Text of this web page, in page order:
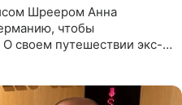
Шреером Анна
чтобы
своем путешествии экс-